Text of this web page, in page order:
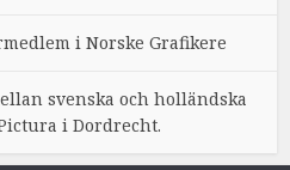
i Norske Grafikere
svenska och holländska
i Dordrecht.